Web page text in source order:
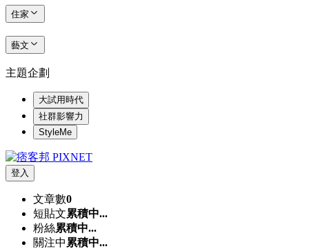
住家
藝文
主題企劃
大試用時代
社群影響力
StyleMe
登入
文章數0
短貼文累積中...
粉絲累積中...
關注中 累積中...